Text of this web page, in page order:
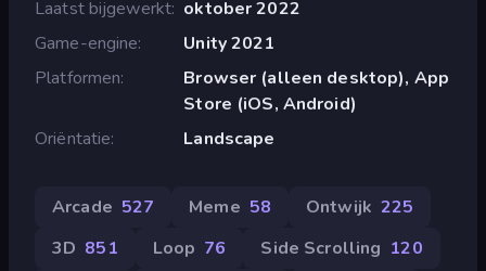
Laatst bijgewerkt oktober 2022
Game-engine
Unity 2021
Platformen
Browser (alleen desktop), App
Store (iOS, Android)
Oriëntatie
Landscape
Arcade 527 Meme 58 Ontwijk 225
3D 851 Loop 76 Side Scrolling 120